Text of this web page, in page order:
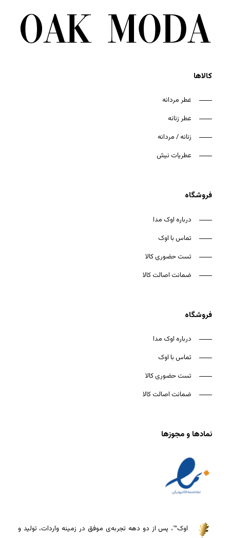
هیچ محصولی در سبد خرید نیست.
کالاها
عطر مردانه
عطر زنانه
زنانه / مردانه
عطریات نیش
فروشگاه
درباره اوک مدا
تماس با اوک
تست حضوری کالا
ضمانت اصالت کالا
فروشگاه
درباره اوک مدا
تماس با اوک
تست حضوری کالا
ضمانت اصالت کالا
نمادها و مجوزها
اوک™، پس از دو دهه تجربه‌ی موفق در زمینه واردات، تولید و